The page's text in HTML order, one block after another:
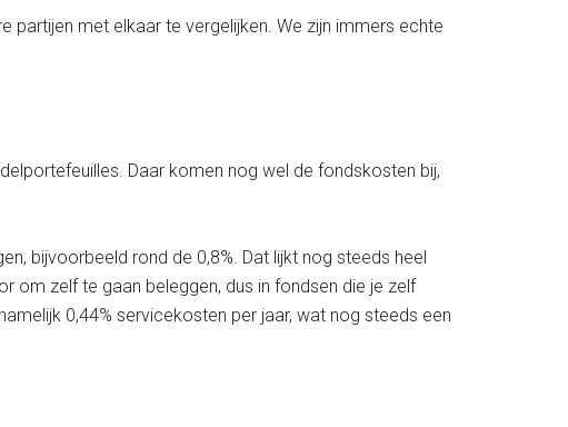
partijen met elkaar te vergelijken. We zijn immers echte
Daar komen nog wel de fondskosten bij,
bijvoorbeeld rond de 0,8%. Dat lijkt nog steeds heel
om zelf te gaan beleggen, dus in fondsen die je zelf
0,44% servicekosten per jaar, wat nog steeds een